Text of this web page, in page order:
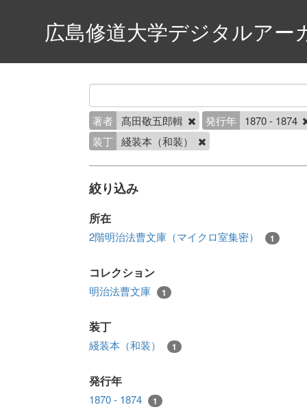
広島修道大学デジタルアー
著者 髙田敬五郎輯 発行年
1870 - 1874
装丁 綫装本（和装）
絞り込み
所在
2階明治法曹文庫（マイクロ室集密） 1
コレクション
明治法曹文庫 1
装丁
綫装本（和装） 1
発行年
1870 - 1874 1